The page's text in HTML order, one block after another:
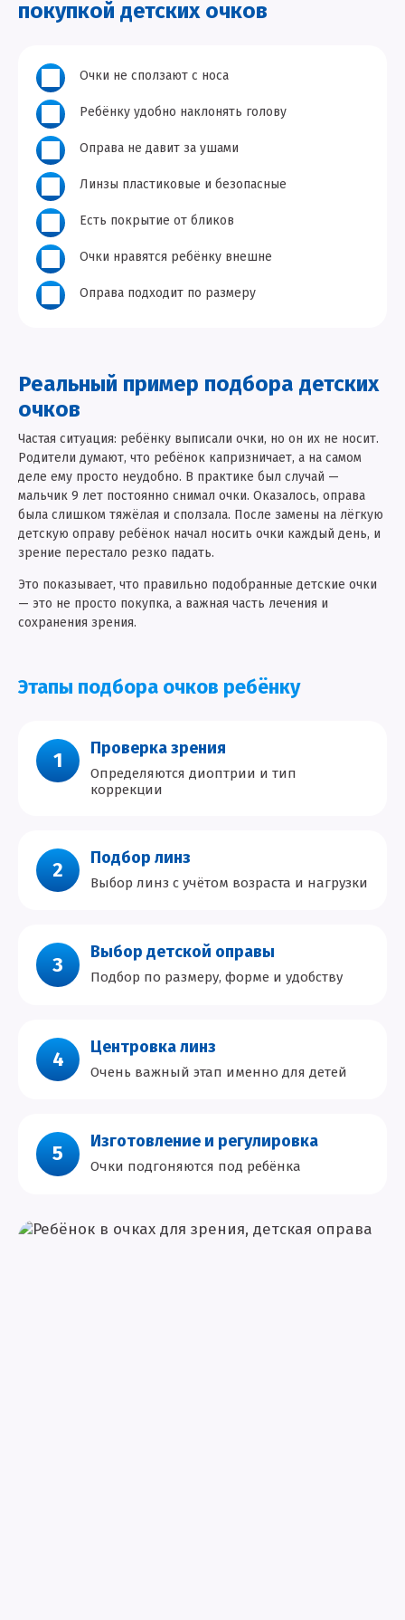
покупкой детских очков
Очки не сползают с носа
Ребёнку удобно наклонять голову
Оправа не давит за ушами
Линзы пластиковые и безопасные
Есть покрытие от бликов
Очки нравятся ребёнку внешне
Оправа подходит по размеру
Реальный пример подбора детских
очков
Частая ситуация: ребёнку выписали очки, но он их не носит.
Родители думают, что ребёнок капризничает, а на самом
деле ему просто неудобно. В практике был случай —
мальчик 9 лет постоянно снимал очки. Оказалось, оправа
была слишком тяжёлая и сползала. После замены на лёгкую
детскую оправу ребёнок начал носить очки каждый день, и
зрение перестало резко падать.
Это показывает, что правильно подобранные детские очки
— это не просто покупка, а важная часть лечения и
сохранения зрения.
Этапы подбора очков ребёнку
1
Проверка зрения
Определяются диоптрии и тип
коррекции
2
Подбор линз
Выбор линз с учётом возраста и нагрузки
3
Выбор детской оправы
Подбор по размеру, форме и удобству
4
Центровка линз
Очень важный этап именно для детей
5
Изготовление и регулировка
Очки подгоняются под ребёнка